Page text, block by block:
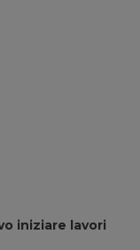
iniziare lavori